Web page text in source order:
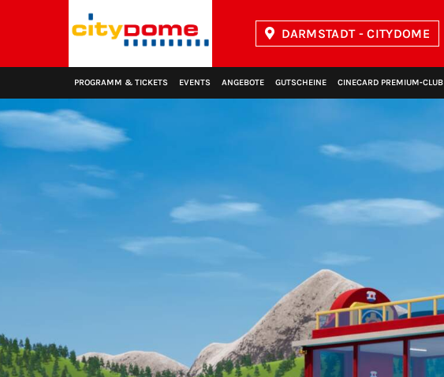
DARMSTADT - CITYDOME
PROGRAMM & TICKETS EVENTS ANGEBOTE GUTSCHEINE CINECARD PREMIUM‑CLUB